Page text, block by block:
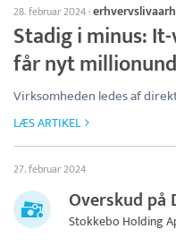
28. februar 2024·
Stadig i minus:
får nyt
Virksomheden ledes af
LÆS ARTIKEL
27. februar 2024
Overskud på
Stokkebo Holding